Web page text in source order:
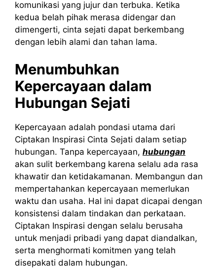
komunikasi yang jujur dan terbuka. Ketika
kedua belah pihak merasa didengar dan
dimengerti, cinta sejati dapat berkembang
dengan lebih alami dan tahan lama.
Menumbuhkan
Kepercayaan dalam
Hubungan Sejati
Kepercayaan adalah pondasi utama dari
Ciptakan Inspirasi Cinta Sejati dalam setiap
hubungan. Tanpa kepercayaan, hubungan
akan sulit berkembang karena selalu ada rasa
khawatir dan ketidakamanan. Membangun dan
mempertahankan kepercayaan memerlukan
waktu dan usaha. Hal ini dapat dicapai dengan
konsistensi dalam tindakan dan perkataan.
Ciptakan Inspirasi dengan selalu berusaha
untuk menjadi pribadi yang dapat diandalkan,
serta menghormati komitmen yang telah
disepakati dalam hubungan.